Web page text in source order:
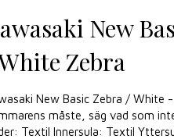
New
Zebra
New Basic Zebra / White
måste, säg vad som
Textil Innersula: Textil